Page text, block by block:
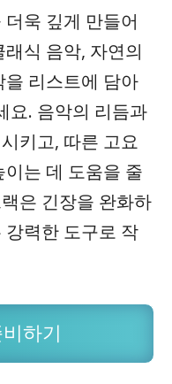
욱 깊게 만들어
식 음악, 자연의
리스트에 담아
요. 음악의 리듬과
키고, 따른 고요
는 데 도움을 줄
은 긴장을 완화하
력한 도구로 작
하기